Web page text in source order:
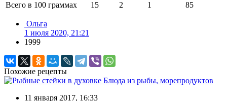
Всего в 100 граммах
15 2 1 85
Ольга
1 июля 2020, 21:21
1999
Похожие рецепты
Блюда из рыбы, морепродуктов
11 января 2017, 16:33